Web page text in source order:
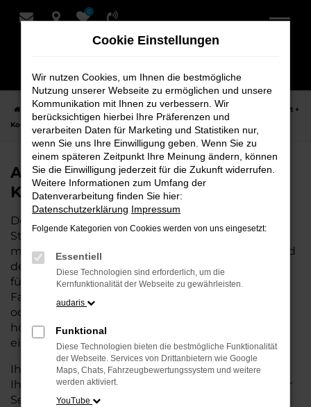
Zum
0
Startseite Stuhr Audi Audi A1
Audi A1 Neuwagen bei Schmidt +
Koch für Stuhr
Audi A1 Neuwagen bei Schmidt +
Koch für Stuhr
Der Audi A1 ist die perfekte Wahl für alle, die für
Stuhr einen Neuwagen suchen. Mit seiner
modernen Technik, seinem effizienten Antrieb und
dem stilvollen Design ist der A1 die ideale Lösung
für jeden, der ein zuverlässiges und komfortables
Fahrzeug möchte. Egal, ob für den Stadtverkehr
oder längere Fahrten – der A1 bietet Ihnen
höchsten Fahrkomfort, innovative Features und
eine herausragende Wirtschaftlichkeit.
Ihr Audi Autohaus in der Nähe von Stuhr steht
Ihnen mit einer breiten Auswahl an Neuwagen zur
Seite und bietet Ihnen umfassende
Cookie Einstellungen
Wir nutzen Cookies, um Ihnen die bestmögliche
Nutzung unserer Webseite zu ermöglichen und unsere
Kommunikation mit Ihnen zu verbessern. Wir
berücksichtigen hierbei Ihre Präferenzen und
verarbeiten Daten für Marketing und Statistiken nur,
wenn Sie uns Ihre Einwilligung geben. Wenn Sie zu
einem späteren Zeitpunkt Ihre Meinung ändern, können
Sie die Einwilligung jederzeit für die Zukunft widerrufen.
Weitere Informationen zum Umfang der
Datenverarbeitung finden Sie hier:
Datenschutzerklärung Impressum
Folgende Kategorien von Cookies werden von uns eingesetzt:
Essentiell
Diese Technologien sind erforderlich, um die
Kernfunktionalität der Webseite zu gewährleisten.
audaris
Funktional
Diese Technologien bieten die bestmögliche Funktionalität
der Webseite. Services von Drittanbietern wie Google
Maps, Chats, Fahrzeugbewertungssystem und weitere
werden aktiviert.
YouTube